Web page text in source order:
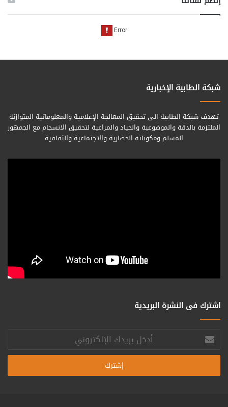
شبكة الطابية الإخبارية
تهدف شبكة الطابية الى تحقيق المعالجة الإعلامية والمعلوماتية المتوازنة
الملتزمة بالدقة والموضوعية والحياد والمراعية لتحقيق الانسجام مع الجمهور
المسلم ومكوناته الحضارية والاجتماعية والثقافية
اشترك فى النشرة البريدية
أدخل
بريدك
الإلكتروني